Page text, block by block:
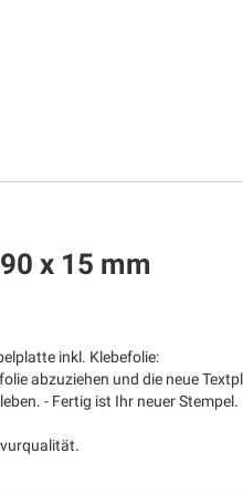
x 15 mm
inkl. Klebefolie:
abzuziehen und die neue
- Fertig ist Ihr neuer Stempel.